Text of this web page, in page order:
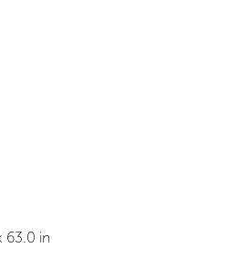
63.0 in